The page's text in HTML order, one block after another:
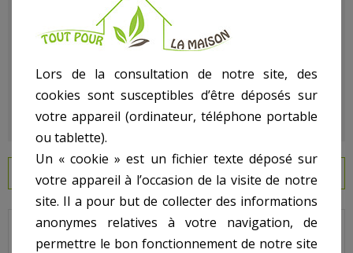
EN SAVOIR PLUS
Jet orientable refoulement HAYWARD Ø12 mm.
Lors de la consultation de notre site, des
cookies sont susceptibles d’être déposés sur
votre appareil (ordinateur, téléphone portable
ou tablette).
Un « cookie » est un fichier texte déposé sur
votre appareil à l’occasion de la visite de notre
site. Il a pour but de collecter des informations
anonymes relatives à votre navigation, de
permettre le bon fonctionnement de notre site